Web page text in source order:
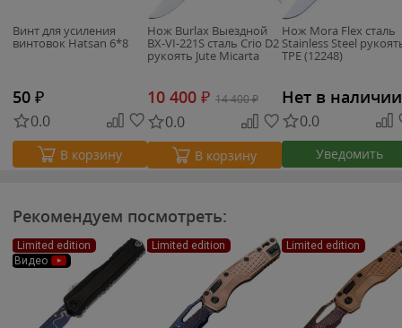
Винт для усиления
винтовок Hatsan 6*8
50 ₽
0.0
В корзину
Нож Burlax Выездной
BX-VI-221S сталь Crio D2
рукоять Jute Micarta
10 400 ₽ 14 400₽
0.0
В корзину
Нож Mora Flex сталь
Stainless Steel
TPE (12248)
Нет в наличии
0.0
Уведомить
Рекомендуем посмотреть:
Limited edition
Видео
Limited edition Limited edition